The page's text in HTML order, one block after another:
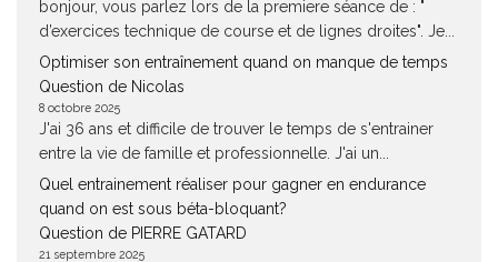
bonjour, vous parlez lors de la premiere séance de : "
d’exercices technique de course et de lignes droites". Je...
Optimiser son entraînement quand on manque de temps
Question de Nicolas
8 octobre 2025
J'ai 36 ans et difficile de trouver le temps de s'entrainer
entre la vie de famille et professionnelle. J'ai un...
Quel entrainement réaliser pour gagner en endurance
quand on est sous béta-bloquant?
Question de PIERRE GATARD
21 septembre 2025